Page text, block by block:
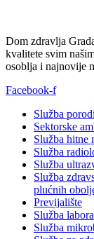
Dom zdravlja
kvalitete svim
osoblja i najnovije
Facebook-f
Služba
Sektorske
Služba hitne
Služba
Služba
Služba
plućnih
Previjalište
Služba
Služba